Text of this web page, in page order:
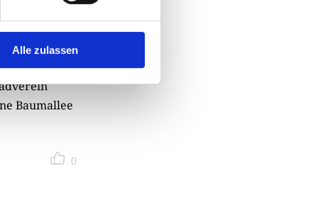
Alle zulassen
4 Swedes.
große
Die
Baumallee
0